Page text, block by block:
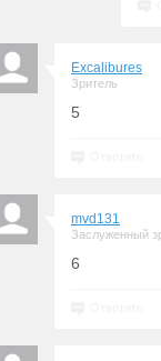
Excalibures
Зритель
5
mvd131
Заслуженный
6